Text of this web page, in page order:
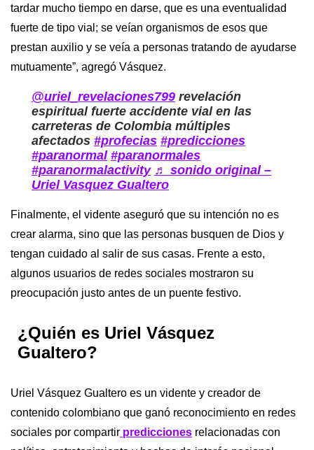
tardar mucho tiempo en darse, que es una eventualidad
fuerte de tipo vial; se veían organismos de esos que
prestan auxilio y se veía a personas tratando de ayudarse
mutuamente”, agregó Vásquez.
@uriel_revelaciones799 revelación
espiritual fuerte accidente vial en las
carreteras de Colombia múltiples
afectados #profecias #predicciones
#paranormal #paranormales
#paranormalactivity ♬ sonido original –
Uriel Vasquez Gualtero
Finalmente, el vidente aseguró que su intención no es
crear alarma, sino que las personas busquen de Dios y
tengan cuidado al salir de sus casas. Frente a esto,
algunos usuarios de redes sociales mostraron su
preocupación justo antes de un puente festivo.
¿Quién es Uriel Vásquez
Gualtero?
Uriel Vásquez Gualtero es un vidente y creador de
contenido colombiano que ganó reconocimiento en redes
sociales por compartir predicciones relacionadas con